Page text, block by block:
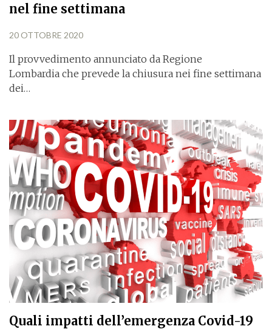
nel fine settimana
20 OTTOBRE 2020
Il provvedimento annunciato da Regione
Lombardia che prevede la chiusura nei fine settimana
dei…
Quali impatti dell’emergenza Covid-19